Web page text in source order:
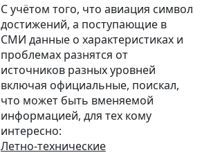
С учётом того, что авиация символ
достижений, а поступающие в
СМИ данные о характеристиках и
проблемах разнятся от
источников разных уровней
включая официальные, поискал,
что может быть вменяемой
информацией, для тех кому
интересно:
Летно-технические